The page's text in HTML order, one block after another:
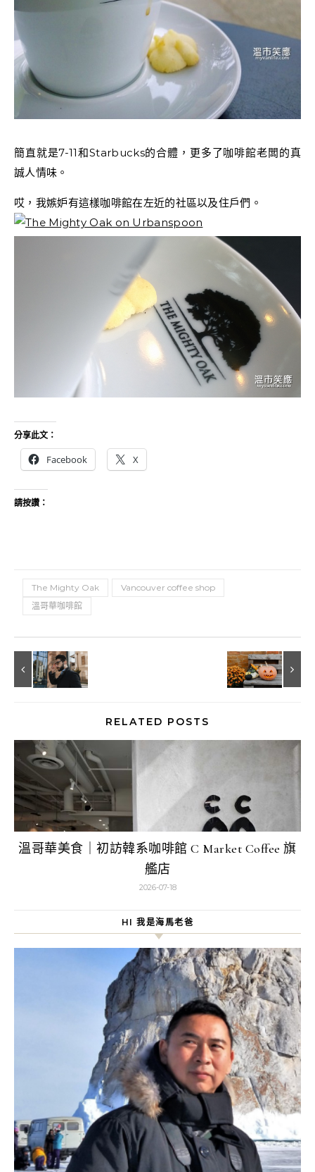
簡直就是7-11和Starbucks的合體，更多了咖啡館老闆的真
誠人情味。
哎，我嫉妒有這樣咖啡館在左近的社區以及住戶們。
分享此文：
Facebook X
請按讚：
The Mighty Oak
Vancouver coffee shop
溫哥華咖啡館
RELATED POSTS
溫哥華美食｜初訪韓系咖啡館 C Market Coffee 旗
艦店
2026-07-18
HI 我是海馬老爸